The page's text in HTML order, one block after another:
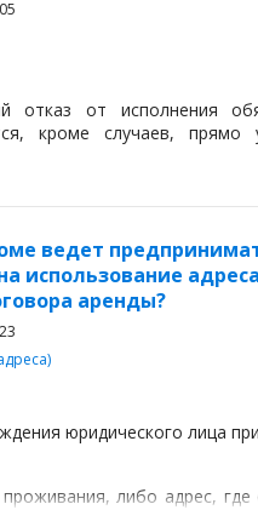
от исполнения
кроме случаев, прямо
ведет
использование
аренды?
юридического лица
либо адрес, где